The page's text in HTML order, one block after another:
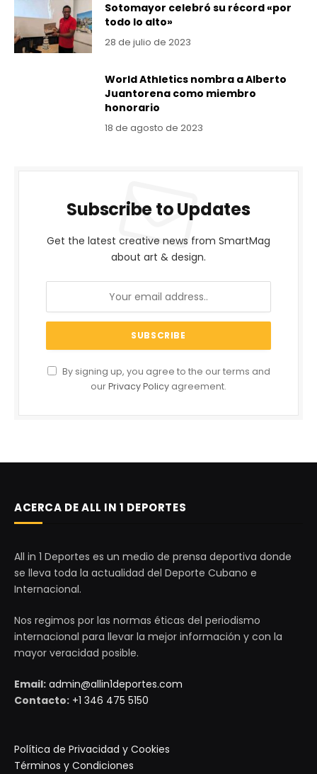
Sotomayor celebró su récord «por
todo lo alto»
28 de julio de 2023
World Athletics nombra a Alberto
Juantorena como miembro
honorario
18 de agosto de 2023
Subscribe to Updates
Get the latest creative news from SmartMag
about art & design.
By signing up, you agree to the our terms and
ourPrivacy Policy agreement.
ACERCA DE ALL IN 1 DEPORTES
All in 1 Deportes es un medio de prensa deportiva donde
se lleva toda la actualidad del Deporte Cubano e
Internacional.
Nos regimos por las normas éticas del periodismo
internacional para llevar la mejor información y con la
mayor veracidad posible.
Email: admin@allin1deportes.com
Contacto: +1 346 475 5150
Política de Privacidad y Cookies
Términos y Condiciones